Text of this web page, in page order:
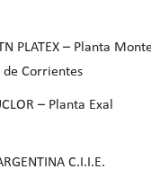
PLATEX – Planta
de Corrientes
– Planta Exal
C.I.I.E.